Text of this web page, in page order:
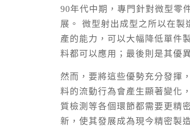
90年代中期，專門針對微型零
展。 微型射出成型之所以在製
產的能力，可以大幅降低單件
料都可以應用；最後則是其優
然而，要將這些優勢充分發揮
料的流動行為會產生顯著變化
質檢測等各個環節都需要更精
新，使其發展成為現今精密製